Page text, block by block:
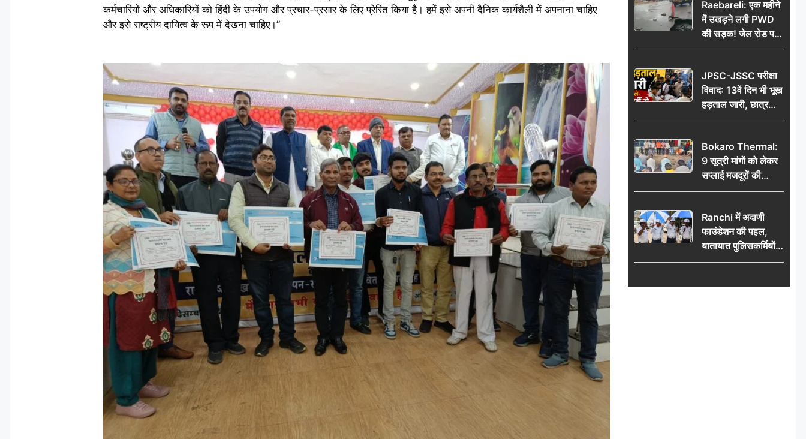
कर्मचारियों और अधिकारियों को हिंदी के उपयोग और प्रचार-प्रसार के लिए प्रेरित किया है। हमें इसे अपनी दैनिक कार्यशैली में अपनाना चाहिए
और इसे राष्ट्रीय दायित्व के रूप में देखना चाहिए।”
Raebareli: एक महीने
में उखड़ने लगी PWD
की सड़क! जेल रोड पर
गड्ढे ने खोली निर्माण
की उठी मांग
JPSC-JSSC परीक्षा
विवाद: 13वें दिन भी भूख
हड़ताल जारी, छात्र
बोले- जांच नहीं तो
Bokaro Thermal:
9 सूत्री मांगों को लेकर
सप्लाई मजदूरों की
हुंकार, 12 अगस्त के
Ranchi में अदाणी
फाउंडेशन की पहल,
यातायात पुलिसकर्मियों
को वितरित किए गए छाते